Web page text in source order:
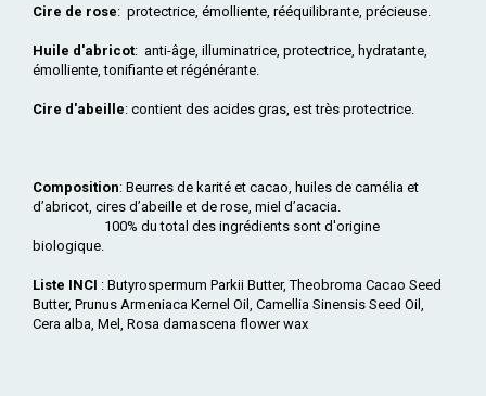
Cire de rose: protectrice, émolliente, rééquilibrante, précieuse.
Huile d'abricot: anti-âge, illuminatrice, protectrice, hydratante,
émolliente, tonifiante et régénérante.
Cire d'abeille: contient des acides gras, est très protectrice.
Composition: Beurres de karité et cacao, huiles de camélia et
d’abricot, cires d’abeille et de rose, miel d’acacia.
100% du total des ingrédients sont d'origine
biologique.
Liste INCI : Butyrospermum Parkii Butter, Theobroma Cacao Seed
Butter, Prunus Armeniaca Kernel Oil, Camellia Sinensis Seed Oil,
Cera alba, Mel, Rosa damascena flower wax